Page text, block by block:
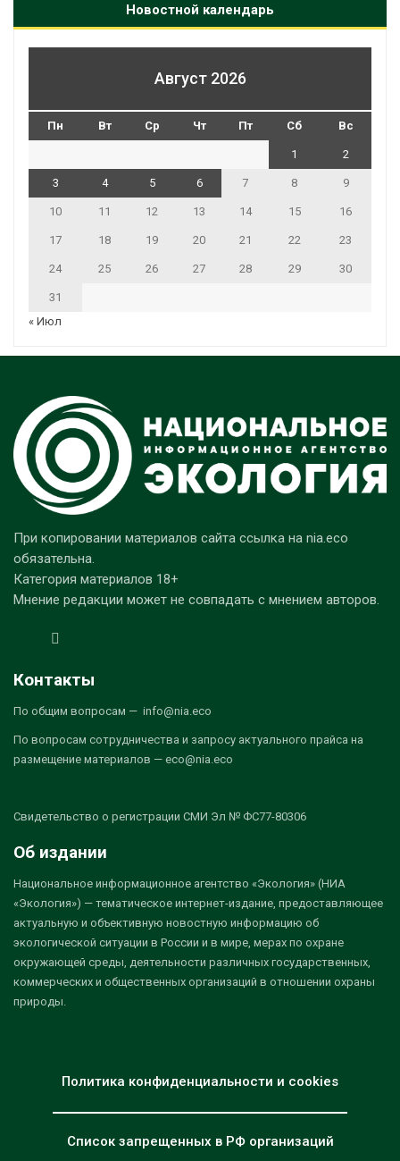
Новостной календарь
Август 2026
Пн Вт Ср Чт Пт Сб Вс
1 2
3 4 5 6 7 8 9
10 11 12 13 14 15 16
17 18 19 20 21 22 23
24 25 26 27 28 29 30
31
« Июл
При копировании материалов сайта ссылка на nia.eco
обязательна.
Категория материалов 18+
Мнение редакции может не совпадать с мнением авторов.
Контакты
По общим вопросам — info@nia.eco
По вопросам сотрудничества и запросу актуального прайса на
размещение материалов — eco@nia.eco
Свидетельство о регистрации СМИ Эл № ФС77-80306
Об издании
Национальное информационное агентство «Экология» (НИА
«Экология») — тематическое интернет-издание, предоставляющее
актуальную и объективную новостную информацию об
экологической ситуации в России и в мире, мерах по охране
окружающей среды, деятельности различных государственных,
коммерческих и общественных организаций в отношении охраны
природы.
Политика конфиденциальности и cookies
Список запрещенных в РФ организаций